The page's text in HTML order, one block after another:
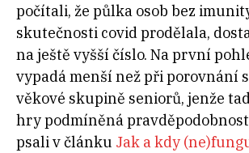
počítali, že půlka osob bez
skutečnosti covid prodělala,
na ještě vyšší číslo. Na první
vypadá menší než při porovnání
věkové skupině seniorů, jenže
hry podmíněná
psali v článku Jak a kdy